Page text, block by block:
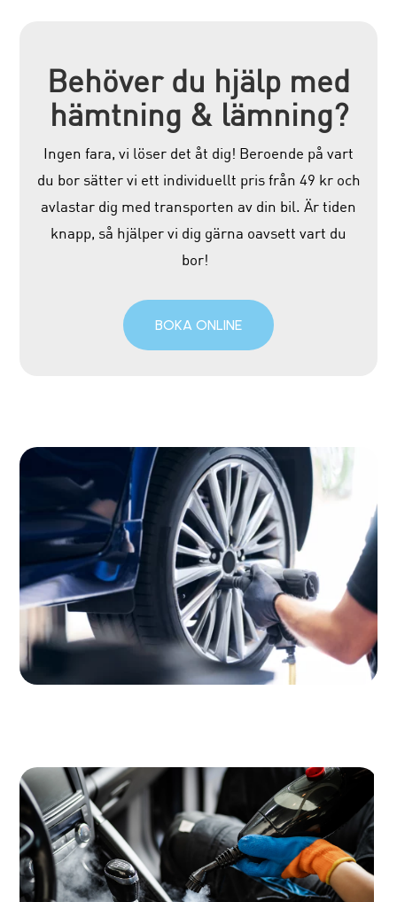
Behöver du hjälp med
hämtning & lämning?
Ingen fara, vi löser det åt dig! Beroende på vart
du bor sätter vi ett individuellt pris från 49 kr och
avlastar dig med transporten av din bil. Är tiden
knapp, så hjälper vi dig gärna oavsett vart du
bor!
BOKA ONLINE